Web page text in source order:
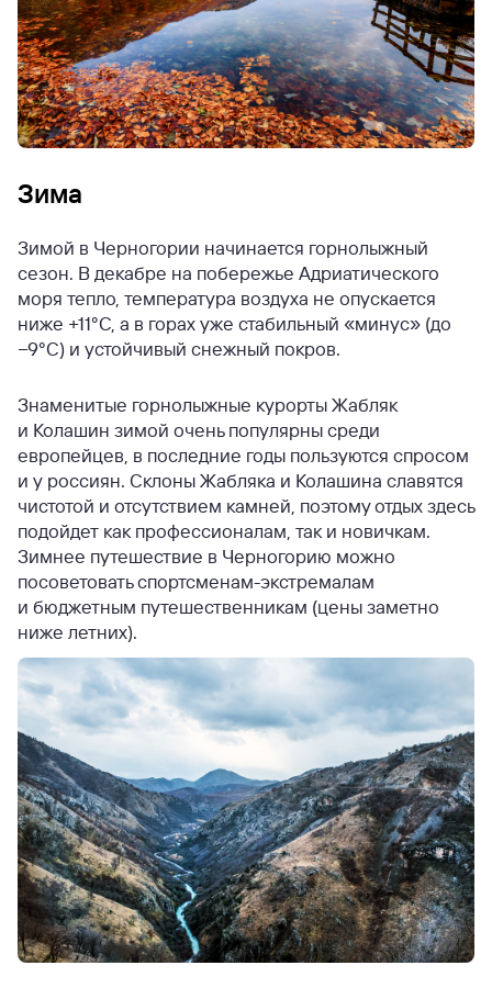
Зима
Зимой в Черногории начинается горнолыжный
сезон. В декабре на побережье Адриатического
моря тепло, температура воздуха не опускается
ниже +11°C, а в горах уже стабильный «минус» (до
−9°C) и устойчивый снежный покров.
Знаменитые горнолыжные курорты Жабляк
и Колашин зимой очень популярны среди
европейцев, в последние годы пользуются спросом
и у россиян. Склоны Жабляка и Колашина славятся
чистотой и отсутствием камней, поэтому отдых здесь
подойдет как профессионалам, так и новичкам.
Зимнее путешествие в Черногорию можно
посоветовать спортсменам-экстремалам
и бюджетным путешественникам (цены заметно
ниже летних).